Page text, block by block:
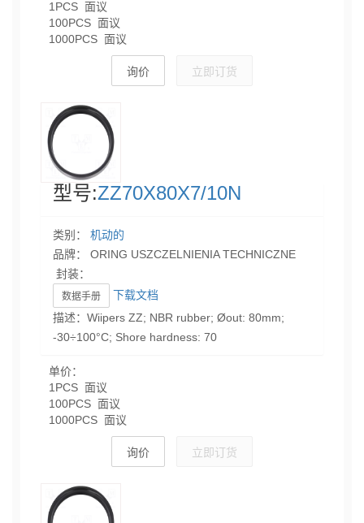
1PCS 面议
100PCS 面议
1000PCS 面议
询价 立即订货
型号:ZZ70X80X7/10N
类别： 机动的
品牌： ORING USZCZELNIENIA TECHNICZNE
封装：
数据手册
下载文档
描述：Wiipers ZZ; NBR rubber; Øout: 80mm;
-30÷100°C; Shore hardness: 70
单价：
1PCS 面议
100PCS 面议
1000PCS 面议
询价 立即订货